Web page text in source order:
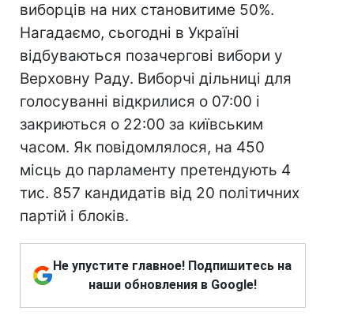
виборців на них становитиме 50%.
Нагадаємо, сьогодні в Україні
відбуваються позачергові вибори у
Верховну Раду. Виборчі дільниці для
голосуванні відкрилися о 07:00 і
закриються о 22:00 за київським
часом. Як повідомлялося, на 450
місць до парламенту претендують 4
тис. 857 кандидатів від 20 політичних
партій і блоків.
Не упустите главное! Подпишитесь на
наши обновления в Google!